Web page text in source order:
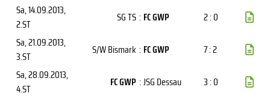
Sa, 14.09.2013,
2.ST
SG TS : FC GWP
2 : 0
Sa, 21.09.2013,
3.ST
S/W Bismark : FC GWP
7 : 2
Sa, 28.09.2013,
4.ST
FC GWP :JSG Dessau
3 : 0